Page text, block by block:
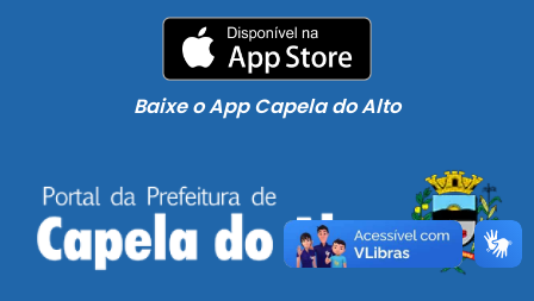
Baixe o App Capela do Alto